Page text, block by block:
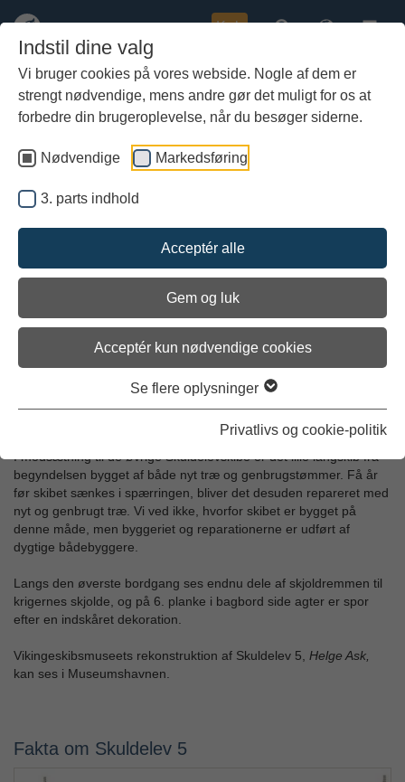
Indstil dine valg
Vi bruger cookies på vores webside. Nogle af dem er
strengt nødvendige, mens andre gør det muligt for os at
forbedre din brugeroplevelse, når du besøger siderne.
Nødvendige Markedsføring
3. parts indhold
Acceptér alle
Gem og luk
Acceptér kun nødvendige cookies
Se flere oplysninger
Privatlivs og cookie-politik
indhold
Køb
Skuldelev 5 - Det lille langskib
og er ideelt til sejlads i de indre, danske farvande og i de korte,
I modsætning til de øvrige Skuldelevskibe er det lille langskib fra
begyndelsen bygget af både nyt træ og genbrugstømmer. Få år
før skibet sænkes i spærringen, bliver det desuden repareret med
nyt og genbrugt træ. Vi ved ikke, hvorfor skibet er bygget på
denne måde, men byggeriet og reparationerne er udført af
dygtige bådebyggere.
Langs den øverste bordgang ses endnu dele af skjoldremmen til
krigernes skjolde, og på 6. planke i bagbord side agter er spor
efter en indskåret dekoration.
Vikingeskibsmuseets rekonstruktion af Skuldelev 5, Helge Ask,
kan ses i Museumshavnen.
Fakta om Skuldelev 5